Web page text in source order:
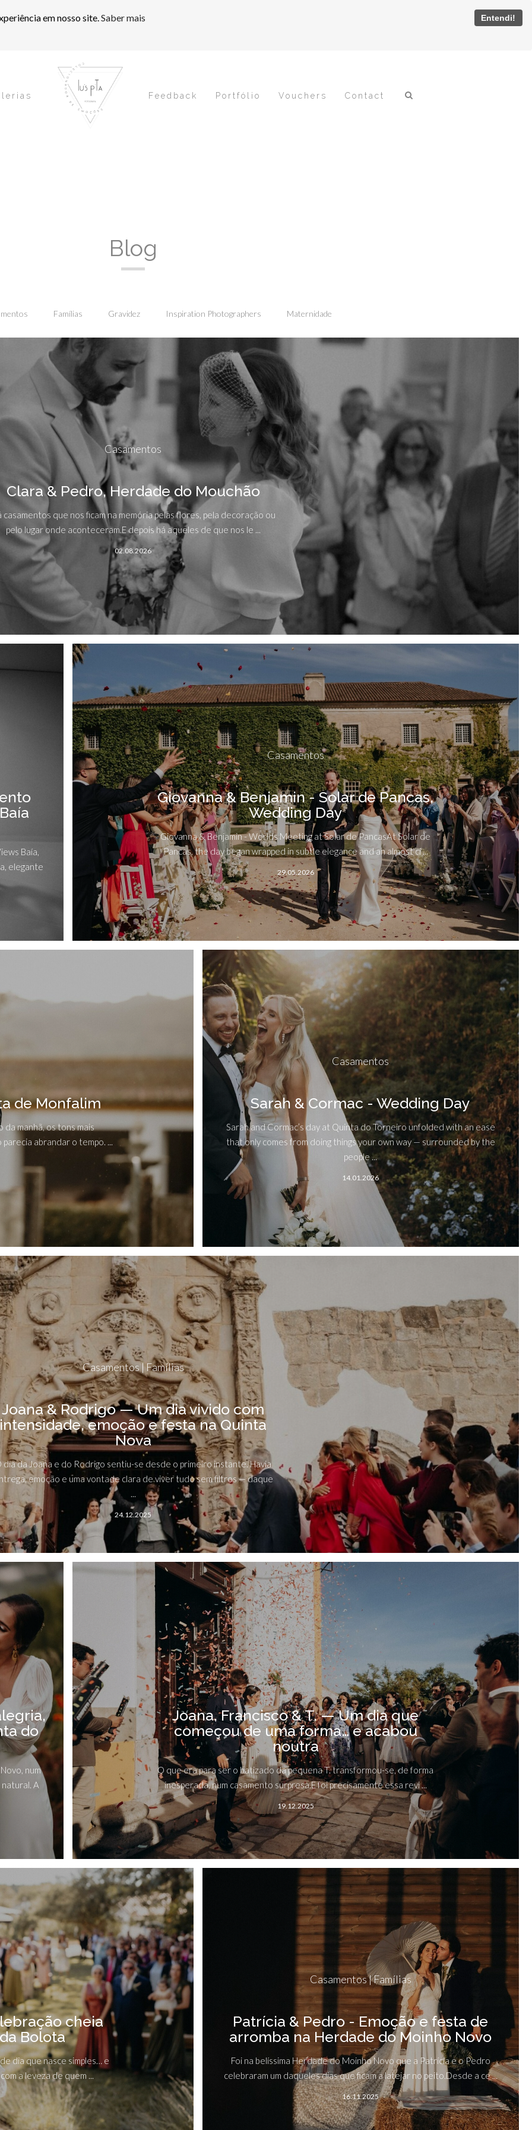
em nosso site. Saber mais Entendi!
Feedback Portfólio Vouchers Contact
Blog
Famílias Gravidez Inspiration Photographers Maternidade
Casamentos
Clara & Pedro, Herdade do Mouchão
casamentos que nos ficam na memória pelas flores, pela decoração ou
pelo lugar onde aconteceram.E depois há aqueles de que nos le ...
02.08.2026
Baía,
elegante
Casamentos
Giovanna & Benjamin - Solar de Pancas,
Wedding Day
Giovanna & Benjamin - Worlds Meeting at Solar de PancasAt Solar de
Pancas, the day began wrapped in subtle elegance and an almost ci ...
29.05.2026
de Monfalim
da manhã, os tons mais
abrandar o tempo. ...
Casamentos
Sarah & Cormac - Wedding Day
Sarah and Cormac’s day at Quinta do Torneiro unfolded with an ease
that only comes from doing things your own way — surrounded by the
people ...
14.01.2026
Casamentos | Famílias
Joana & Rodrigo — Um dia vivido com
intensidade, emoção e festa na Quinta
Nova
dia da Joana e do Rodrigo sentiu-se desde o primeiro instante. Havia
emoção e uma vontade clara de viver tudo sem filtros — daque
...
24.12.2025
do
num
A
Joana, Francisco & T. — Um dia que
começou de uma forma… e acabou
noutra
O que era para ser o batizado da pequena T. transformou-se, de forma
inesperada, num casamento surpresa.E foi precisamente essa revi ...
19.12.2025
cheia
Bolota
dia que nasce simples… e
a leveza de quem ...
Casamentos | Famílias
Patrícia & Pedro - Emoção e festa de
arromba na Herdade do Moinho Novo
Foi na belíssima Herdade do Moinho Novo que a Patrícia e o Pedro
celebraram um daqueles dias que ficam a latejar no peito.Desde a ce ...
16.11.2025